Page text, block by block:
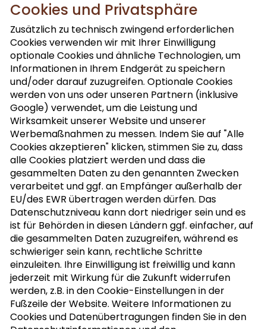
NUSSLETTER ABONNIEREN
MEIN KOCHBUCH
Cookies und Privatsphäre
Zusätzlich zu technisch zwingend erforderlichen
Cookies verwenden wir mit Ihrer Einwilligung
optionale Cookies und ähnliche Technologien, um
Informationen in Ihrem Endgerät zu speichern
und/oder darauf zuzugreifen. Optionale Cookies
werden von uns oder unseren Partnern (inklusive
Google) verwendet, um die Leistung und
Wirksamkeit unserer Website und unserer
Werbemaßnahmen zu messen. Indem Sie auf "Alle
Cookies akzeptieren" klicken, stimmen Sie zu, dass
alle Cookies platziert werden und dass die
gesammelten Daten zu den genannten Zwecken
verarbeitet und ggf. an Empfänger außerhalb der
EU/des EWR übertragen werden dürfen. Das
Datenschutzniveau kann dort niedriger sein und es
ist für Behörden in diesen Ländern ggf. einfacher, auf
die gesammelten Daten zuzugreifen, während es
schwieriger sein kann, rechtliche Schritte
einzuleiten. Ihre Einwilligung ist freiwillig und kann
jederzeit mit Wirkung für die Zukunft widerrufen
werden, z.B. in den Cookie-Einstellungen in der
Fußzeile der Website. Weitere Informationen zu
Cookies und Datenübertragungen finden Sie in den